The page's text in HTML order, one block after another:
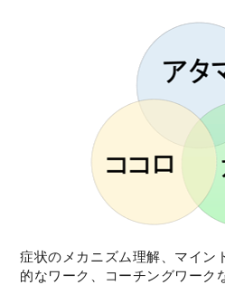
症状のメカニズム理解、マイン
的なワーク、コーチングワーク